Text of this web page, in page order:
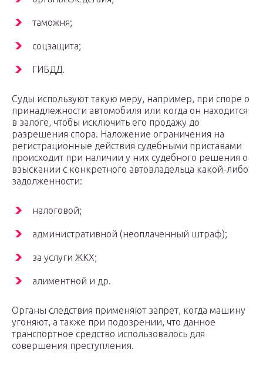
таможня;
соцзащита;
ГИБДД.
Суды используют такую меру, например, при споре о
принадлежности автомобиля или когда он находится
в залоге, чтобы исключить его продажу до
разрешения спора. Наложение ограничения на
регистрационные действия судебными приставами
происходит при наличии у них судебного решения о
взыскании с конкретного автовладельца какой-либо
задолженности:
налоговой;
административной (неоплаченный штраф);
за услуги ЖКХ;
алиментной и др.
Органы следствия применяют запрет, когда машину
угоняют, а также при подозрении, что данное
транспортное средство использовалось для
совершения преступления.